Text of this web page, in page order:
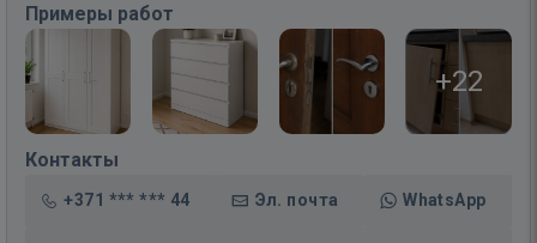
Примеры работ
+22
Контакты
+371 *** *** 44 Эл. почта WhatsApp